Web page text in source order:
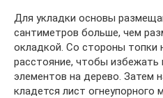
Для укладки основы
сантиметров больше, чем
окладкой. Со стороны топки
расстояние, чтобы избежать
элементов на дерево. Затем
кладется лист огнеупорного